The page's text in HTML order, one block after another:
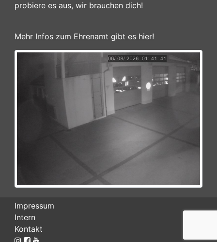
probiere es aus, wir brauchen dich!
Mehr Infos zum Ehrenamt gibt es hier!
Impressum
Intern
Kontakt